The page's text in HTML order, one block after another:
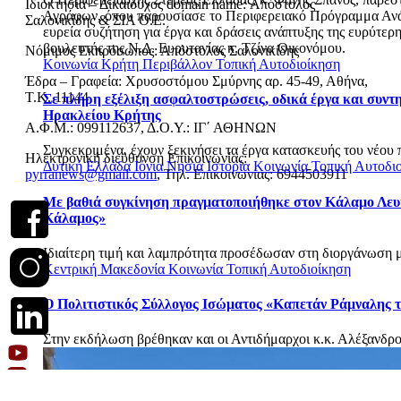
Αγράφων, όπου παρουσίασε το Περιφερειακό Πρόγραμμα
ευρεία συζήτηση για έργα και δράσεις ανάπτυξης της
βουλευτής της Ν.Δ. Ευρυτανίας κ. Τζίνα Οικονόμου.
Κοινωνία Κρήτη Περιβάλλον Τοπική Αυτοδιοίκηση
Σε πλήρη εξέλιξη ασφαλτοστρώσεις, οδικά έργα και
Ηρακλείου Κρήτης
Συγκεκριμένα, έχουν ξεκινήσει τα έργα κατασκευής του
Δυτική ΕλλάδαΙόνια ΝησιάΙστορία ΚοινωνίαΤοπική
Με βαθιά συγκίνηση πραγματοποιήθηκε στον Κάλαμο
Κάλαμος»
Ιδιαίτερη τιμή και λαμπρότητα προσέδωσαν στη διοργάνωση
Κεντρική Μακεδονία Κοινωνία Τοπική Αυτοδιοίκηση
Ο Πολιτιστικός Σύλλογος Ισώματος «Καπετάν
Στην εκδήλωση βρέθηκαν και οι Αντιδήμαρχοι κ.κ.
Ιδιοκτησία – Δικαιούχος domain name: Απόστολος
Σαλονικίδης & ΣΙΑ Ο.Ε.
Νόμιμος Εκπρόσωπος: Απόστολος Σαλονικίδης
Έδρα – Γραφεία: Χρυσοστόμου Σμύρνης αρ. 45-49, Αθήνα,
Τ.Κ. 11144
Α.Φ.Μ.: 099112637, Δ.Ο.Υ.: ΙΓ΄ ΑΘΗΝΩΝ
Ηλεκτρονική διεύθυνση Επικοινωνίας:
pyrranews@gmail.com, Τηλ. Επικοινωνίας: 6944503911